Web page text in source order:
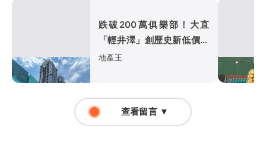
跌破200萬俱樂部！大直
「輕井澤」創歷史新低價
「台北之星」讓利求售
地產王
查看留言 ▼